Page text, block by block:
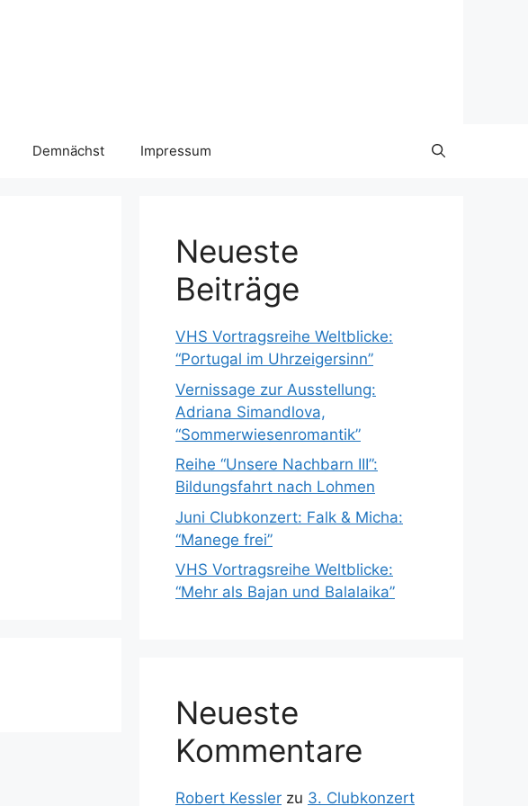
Demnächst Impressum
Neueste
Beiträge
VHS Vortragsreihe Weltblicke:
“Portugal im Uhrzeigersinn”
Vernissage zur Ausstellung:
Adriana Simandlova,
“Sommerwiesenromantik”
Reihe “Unsere Nachbarn III”:
Bildungsfahrt nach Lohmen
Juni Clubkonzert: Falk & Micha:
“Manege frei”
VHS Vortragsreihe Weltblicke:
“Mehr als Bajan und Balalaika”
Neueste
Kommentare
Robert Kessler zu 3. Clubkonzert